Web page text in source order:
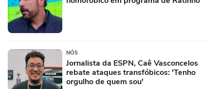
NÓS
Jornalista da ESPN, Caê Vasconcelos
rebate ataques transfóbicos: 'Tenho
orgulho de quem sou'